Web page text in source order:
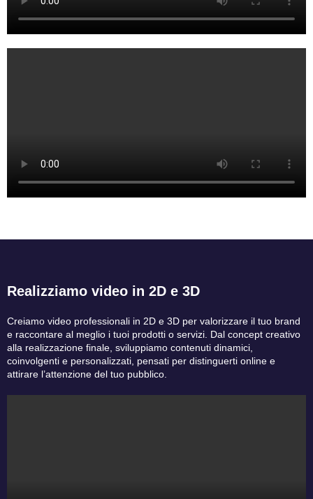
Realizziamo video in 2D e 3D
Creiamo video professionali in 2D e 3D per valorizzare il tuo brand
e raccontare al meglio i tuoi prodotti o servizi. Dal concept creativo
alla realizzazione finale, sviluppiamo contenuti dinamici,
coinvolgenti e personalizzati, pensati per distinguerti online e
attirare l’attenzione del tuo pubblico.